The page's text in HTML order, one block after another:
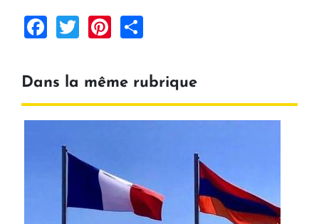
Facebook
TwitterPinterest
Dans la même rubrique